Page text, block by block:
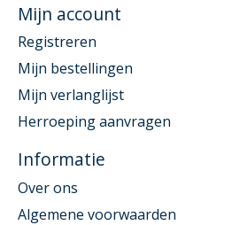
Mijn account
Registreren
Mijn bestellingen
Mijn verlanglijst
Herroeping aanvragen
Informatie
Over ons
Algemene voorwaarden